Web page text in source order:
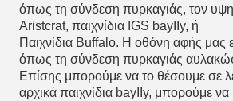
όπως τη σύνδεση πυρκαγιάς, τον
Aristcrat, παιχνίδια IGS bayIIy, ή
Παιχνίδια Buffalo. Η οθόνη αφής μας
όπως τη σύνδεση πυρκαγιάς
Επίσης μπορούμε να το θέσουμε σε
αρχικά παιχνίδια bayIIy, μπορούμε